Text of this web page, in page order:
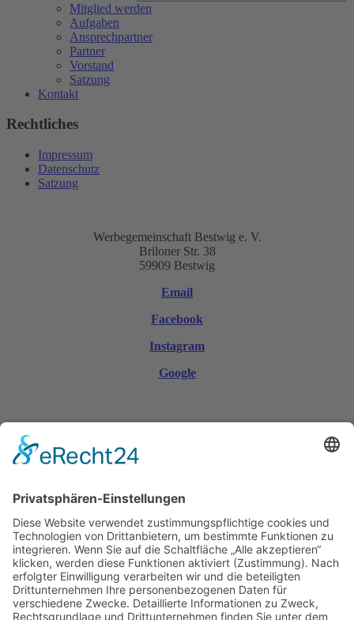
Mitglied werden
Aufgaben
Ansprechpartner
Partner
Vorstand
Satzung
Kontakt
Rechtliches
Impressum
Datenschutz
Satzung
Werbegemeinschaft Bestwig e. V.
Briloner Str. 38
59909 Bestwig
Email
Facebook
Instagram
Google
© Copyright 2026 | Werbegemeinschaft Bestwig e. V.
Startseite
Aktionen
Anzeigen
Anzeigen Stellenangebote
Ausbildungsbetriebe
Gewerbeschau
Gobal gedacht - lokal gekauft
Gutscheine